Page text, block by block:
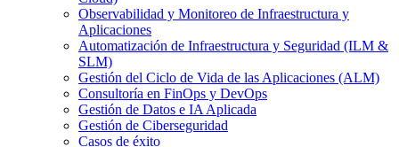
Observabilidad y Monitoreo de Infraestructura y
Aplicaciones
Automatización de Infraestructura y Seguridad (ILM &
SLM)
Gestión del Ciclo de Vida de las Aplicaciones (ALM)
Consultoría en FinOps y DevOps
Gestión de Datos e IA Aplicada
Gestión de Ciberseguridad
Casos de éxito